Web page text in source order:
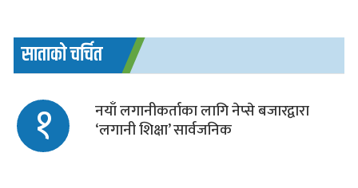
साताको चर्चित
१ नयाँ लगानीकर्ताका लागि नेप्से बजारद्वारा
‘लगानी शिक्षा’ सार्वजनिक